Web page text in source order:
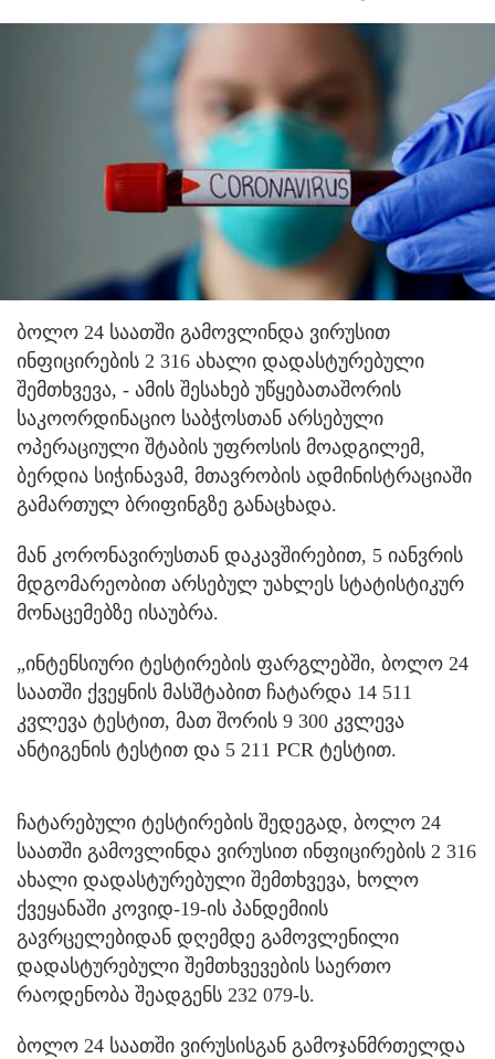
ბოლო 24 საათში გამოვლინდა ვირუსით
ინფიცირების 2 316 ახალი დადასტურებული
შემთხვევა, - ამის შესახებ უწყებათაშორის
საკოორდინაციო საბჭოსთან არსებული
ოპერაციული შტაბის უფროსის მოადგილემ,
ბერდია სიჭინავამ, მთავრობის ადმინისტრაციაში
გამართულ ბრიფინგზე განაცხადა.
მან კორონავირუსთან დაკავშირებით, 5 იანვრის
მდგომარეობით არსებულ უახლეს სტატისტიკურ
მონაცემებზე ისაუბრა.
„ინტენსიური ტესტირების ფარგლებში, ბოლო 24
საათში ქვეყნის მასშტაბით ჩატარდა 14 511
კვლევა ტესტით, მათ შორის 9 300 კვლევა
ანტიგენის ტესტით და 5 211 PCR ტესტით.
ჩატარებული ტესტირების შედეგად, ბოლო 24
საათში გამოვლინდა ვირუსით ინფიცირების 2 316
ახალი დადასტურებული შემთხვევა, ხოლო
ქვეყანაში კოვიდ-19-ის პანდემიის
გავრცელებიდან დღემდე გამოვლენილი
დადასტურებული შემთხვევების საერთო
რაოდენობა შეადგენს 232 079-ს.
ბოლო 24 საათში ვირუსისგან გამოჯანმრთელდა